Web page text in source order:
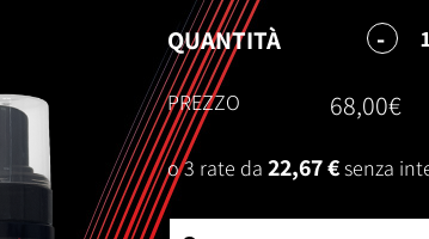
QUANTITÀ
-
PREZZO 68,00€
o 3 rate da 22,67 €senza